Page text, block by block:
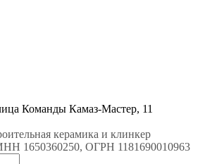
Команды Камаз-Мастер, 11
керамика и клинкер
1650360250, ОГРН 1181690010963